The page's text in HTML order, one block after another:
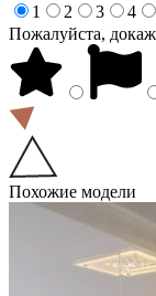
1
2 3 4
Пожалуйста,
Похожие модели